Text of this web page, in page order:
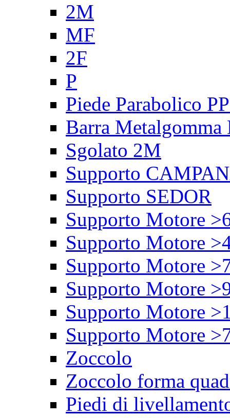
2M
MF
2F
P
Piede Parabolico
Barra Metalgomma
Sgolato 2M
Supporto
Supporto SEDOR
Supporto Motore
Supporto Motore
Supporto Motore
Supporto Motore
Supporto Motore
Supporto Motore
Zoccolo
Zoccolo forma
Piedi di